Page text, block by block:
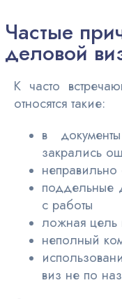
Частые
деловой
К часто
относятся такие:
в
закрались
поддельные
с работы
ложная цель
неполный
виз не по